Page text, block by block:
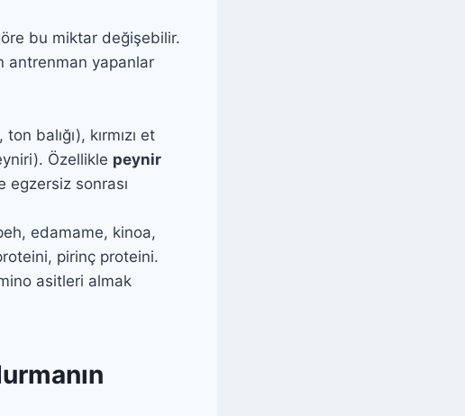
bu miktar değişebilir.
antrenman yapanlar
balığı), kırmızı et
Özellikle peynir
egzersiz sonrası
edamame, kinoa,
pirinç proteini.
asitleri almak